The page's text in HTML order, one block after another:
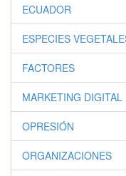
ECUADOR
ESPECIES
FACTORES
MARKETING DIGITAL
OPRESIÓN
ORGANIZACIONES